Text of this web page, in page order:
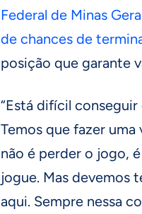
Federal de Minas
de chances de
posição que garante
“Está difícil
Temos que fazer uma
não é perder o jogo,
jogue. Mas devemos
aqui. Sempre nessa